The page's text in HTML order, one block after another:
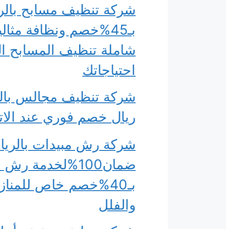
شركة تنظيف مسابح
شاملة تنظيف المسابح
احتياجاتك
ريال خصم فوري عند
شركة رش مبيدات
ضمان100%لخدمة
بـ40%خصم خاص
والفلل